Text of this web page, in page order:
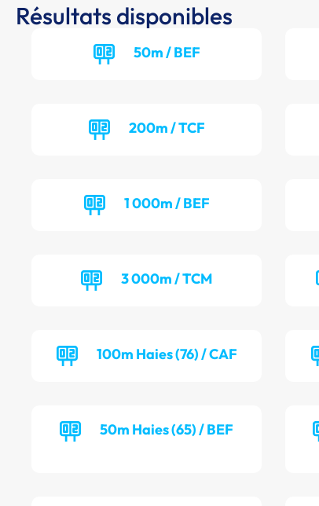
Résultats disponibles
50m / BEF
200m / TCF
1 000m / BEF
3 000m / TCM
100m Haies (76) / CAF
50m Haies (65) / BEF